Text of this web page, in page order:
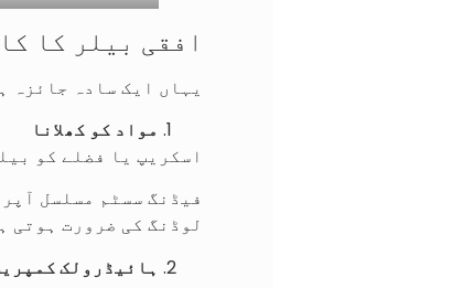
افقی بیلر کا
یہاں ایک سادہ جائزہ
مواد کو کھلانا
اسکریپ یا فضلے کو
فیڈنگ سسٹم مسلسل
لوڈنگ کی ضرورت ہوتی
ہائیڈرولک